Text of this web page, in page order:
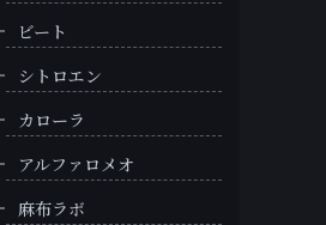
ビート
シトロエン
カローラ
アルファロメオ
麻布ラボ